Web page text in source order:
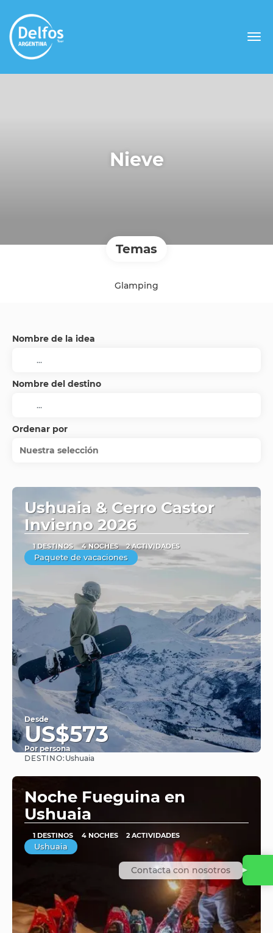
Nieve
Temas
Glamping
Nombre de la idea
Nombre del destino
Ordenar por
Nuestra selección
Ushuaia & Cerro Castor
Invierno 2026
1 DESTINOS 4 NOCHES 2 ACTIVIDADES
Paquete de vacaciones
Desde
US$573
Por persona
DESTINO: Ushuaia
Noche Fueguina en
Ushuaia
1 DESTINOS 4 NOCHES 2 ACTIVIDADES
Ushuaia
Contacta con nosotros